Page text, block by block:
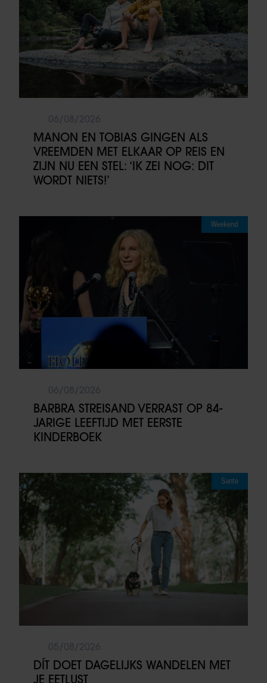
MANON EN TOBIAS GINGEN ALS
VREEMDEN MET ELKAAR OP REIS EN
ZIJN NU EEN STEL: ‘IK ZEI NOG: DIT
WORDT NIETS!’
Weekend
BARBRA STREISAND VERRAST OP 84-
JARIGE LEEFTIJD MET EERSTE
KINDERBOEK
Sante
DÍT DOET DAGELIJKS WANDELEN MET
JE EETLUST